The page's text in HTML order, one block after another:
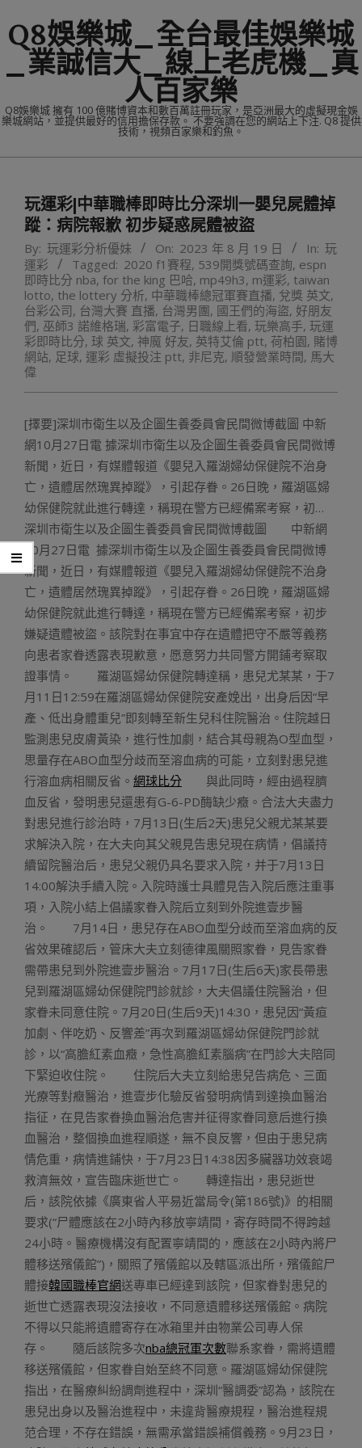
to
content
Q8娛樂城_全台最佳娛樂城
_業誠信大_線上老虎機_真
人百家樂
Q8娛樂城 擁有 100 億賭博資本和數百萬註冊玩家，是亞洲最大的虛擬現金娛
樂城網站，並提供最好的信用擔保存款。 不要強調在您的網站上下注. Q8 提供
技術，視頻百家樂和釣魚。
Menu玩運彩|中華職棒即時比分深圳一嬰兒屍體掉
蹤：病院報歉 初步疑惑屍體被盜
By: 玩運彩分析優妹 On: 2023 年 8 月 19 日 In: 玩
運彩
Tagged: 2020 f1賽程, 539開獎號碼查詢, espn
即時比分 nba, for the king 巴哈, mp49h3, m運彩, taiwan
lotto, the lottery 分析, 中華職棒總冠軍賽直播, 兌獎 英文,
台彩公司, 台灣大賽 直播, 台灣男團, 國王們的海盜, 好朋友
們, 巫師3 諾維格瑞, 彩富電子, 日職線上看, 玩樂高手, 玩運
彩即時比分, 球 英文, 神魔 好友, 英特艾倫 ptt, 荷柏園, 賭博
網站, 足球, 運彩 虛擬投注 ptt, 非尼克, 順發營業時間, 馬大
偉
[擇要]深圳市衛生以及企圖生養委員會民間微博截圖 中新
網10月27日電 據深圳市衛生以及企圖生養委員會民間微博
新聞，近日，有媒體報道《嬰兒入羅湖婦幼保健院不治身
亡，遺體居然瑰異掉蹤》，引起存眷。26日晚，羅湖區婦
幼保健院就此進行轉達，稱現在警方已經備案考察，初…
深圳市衛生以及企圖生養委員會民間微博截圖 中新網
10月27日電 據深圳市衛生以及企圖生養委員會民間微博
新聞，近日，有媒體報道《嬰兒入羅湖婦幼保健院不治身
亡，遺體居然瑰異掉蹤》，引起存眷。26日晚，羅湖區婦
幼保健院就此進行轉達，稱現在警方已經備案考察，初步
嫌疑遺體被盜。該院對在事宜中存在遺體把守不嚴等義務
向患者家眷透露表現歉意，愿意努力共同警方開鋪考察取
證事情。 羅湖區婦幼保健院轉達稱，患兒尤某某，于7
月11日12:59在羅湖區婦幼保健院安產娩出，出身后因“早
產、低出身體重兒”即刻轉至新生兒科住院醫治。住院越日
監測患兒皮膚黃染，進行性加劇，結合其母親為O型血型，
思量存在ABO血型分歧而至溶血病的可能，立刻對患兒進
行溶血病相關反省。 網球比分 與此同時，經由過程臍
血反省，發明患兒還患有G-6-PD酶缺少癥。合法大夫盡力
對患兒進行診治時，7月13日(生后2天)患兒父親尤某某要
求解決入院，在大夫向其父親見告患兒現在病情，倡議持
續留院醫治后，患兒父親仍具名要求入院，并于7月13日
14:00解決手續入院。入院時護士具體見告入院后應注重事
項，入院小結上倡議家眷入院后立刻到外院進壹步醫
治。 7月14日，患兒存在ABO血型分歧而至溶血病的反
省效果確認后，管床大夫立刻德律風關照家眷，見告家眷
需帶患兒到外院進壹步醫治。7月17日(生后6天)家長帶患
兒到羅湖區婦幼保健院門診就診，大夫倡議住院醫治，但
家眷未同意住院。7月20日(生后9天)14:30，患兒因“黃疸
加劇、伴吃奶、反響差”再次到羅湖區婦幼保健院門診就
診，以“高膽紅素血癥，急性高膽紅素腦病”在門診大夫陪同
下緊迫收住院。 住院后大夫立刻給患兒告病危、三面
光療等對癥醫治，進壹步化驗反省發明病情到達換血醫治
指征，在見告家眷換血醫治危害并征得家眷同意后進行換
血醫治，整個換血進程順遂，無不良反響，但由于患兒病
情危重，病情進鋪快，于7月23日14:38因多臟器功效衰竭
救濟無效，宣告臨床逝世亡。 轉達指出，患兒逝世
后，該院依據《廣東省人平易近當局令(第186號)》的相關
要求(“尸體應該在2小時內移放寧靖間，寄存時間不得跨越
24小時。醫療機構沒有配置寧靖間的，應該在2小時內將尸
體移送殯儀館”)，關照了殯儀館以及轄區派出所，殯儀館尸
體接韓國職棒官網送專車已經達到該院，但家眷對患兒的
逝世亡透露表現沒法接收，不同意遺體移送殯儀館。病院
不得以只能將遺體寄存在冰箱里并由物業公司專人保
存。 隨后該院多次nba總冠軍次數聯系家眷，需將遺體
移送殯儀館，但家眷自始至終不同意。羅湖區婦幼保健院
指出，在醫療糾紛調劑進程中，深圳“醫調委”認為，該院在
患兒出身以及醫治進程中，未違背醫療規程，醫治進程規
范合理，不存在錯誤，無需承當錯誤補償義務。9月23日，